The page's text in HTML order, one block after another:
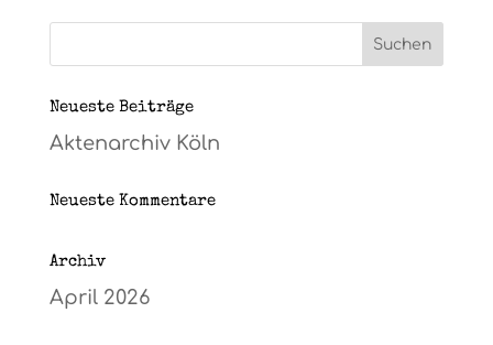
Neueste Beiträge
Aktenarchiv Köln
Neueste Kommentare
Archiv
April 2026